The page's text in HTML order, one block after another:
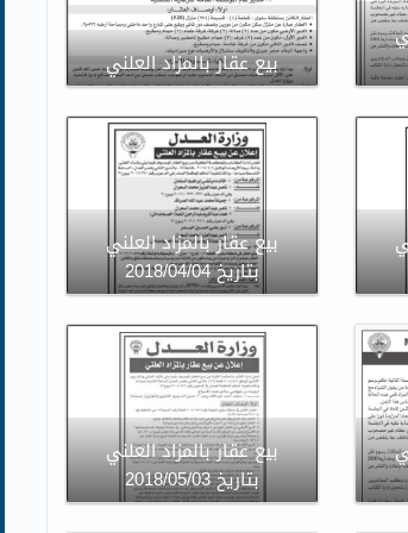
بيع عقار بالمزاد العلني
بيع عقار بالمزاد العلني
بتاريخ 2018/04/04
بيع عقار بالمزاد العلني
بتاريخ 2018/05/03